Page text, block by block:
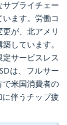
プライチェー
ます。労働コ
が、北アメリ
しています。
サービスレス
は、フルサー
で米国消費者の
伴うチップ疲